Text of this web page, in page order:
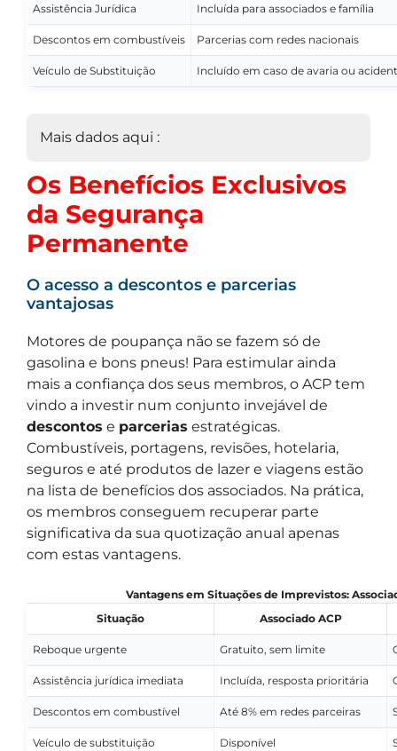
Assistência Jurídica Incluída para associados e família
Descontos em combustíveis Parcerias com redes nacionais
Veículo de Substituição Incluído em caso de avaria ou
Mais dados aqui :
Os Benefícios Exclusivos
da Segurança
Permanente
O acesso a descontos e parcerias
vantajosas
Motores de poupança não se fazem só de
gasolina e bons pneus! Para estimular ainda
mais a confiança dos seus membros, o ACP tem
vindo a investir num conjunto invejável de
descontos e parcerias estratégicas.
Combustíveis, portagens, revisões, hotelaria,
seguros e até produtos de lazer e viagens estão
na lista de benefícios dos associados. Na prática,
os membros conseguem recuperar parte
significativa da sua quotização anual apenas
com estas vantagens.
Vantagens em Situações de Imprevistos:
Situação
Associado ACP
Reboque urgente Gratuito, sem limite
Assistência jurídica imediata Incluída, resposta prioritária
Descontos em combustível Até 8% em redes parceiras
Veículo de substituição Disponível